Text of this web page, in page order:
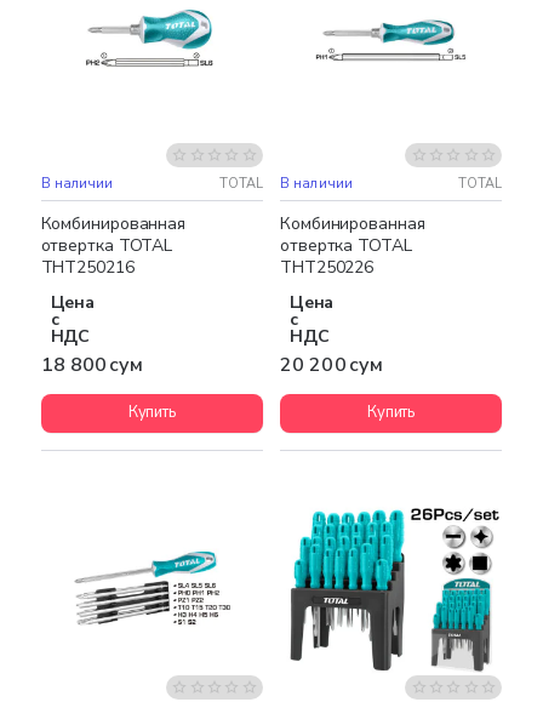
В наличии TOTAL
Комбинированная
отвертка TOTAL
THT250216
Цена
с
НДС
18 800 сум
Купить
В наличии TOTAL
Комбинированная
отвертка TOTAL
THT250226
Цена
с
НДС
20 200 сум
Купить